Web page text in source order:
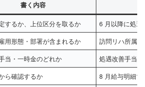
書く内容
するか、上位区分を取るか 6 月以降に処
用形態・部署が含まれるか 訪問リハ所属
当・一時金のどれか 処遇改善手当
ら確認するか 8 月給与明細